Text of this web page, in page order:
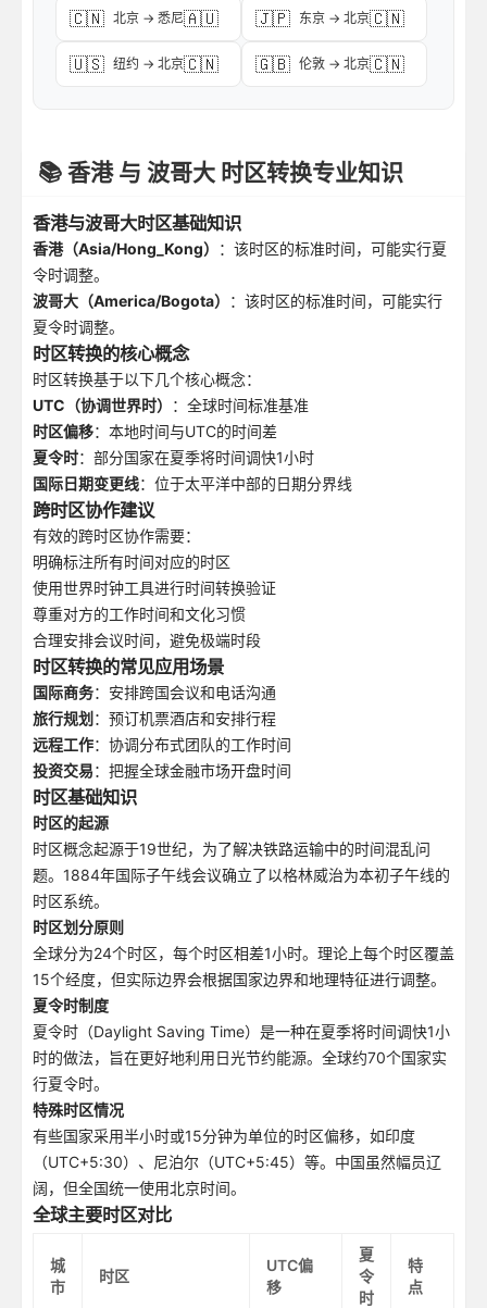
🇨🇳 北京 → 悉尼🇦🇺 🇯🇵 东京 → 北京🇨🇳
🇺🇸 纽约 → 北京🇨🇳 🇬🇧 伦敦 → 北京🇨🇳
📚 香港 与 波哥大 时区转换专业知识
香港与波哥大时区基础知识
香港（Asia/Hong_Kong）
：该时区的标准时间，可能实行夏
令时调整。
波哥大（America/Bogota）
：该时区的标准时间，可能实行
夏令时调整。
时区转换的核心概念
时区转换基于以下几个核心概念：
UTC（协调世界时）
：全球时间标准基准
时区偏移：本地时间与UTC的时间差
夏令时：部分国家在夏季将时间调快1小时
国际日期变更线：位于太平洋中部的日期分界线
跨时区协作建议
有效的跨时区协作需要：
明确标注所有时间对应的时区
使用世界时钟工具进行时间转换验证
尊重对方的工作时间和文化习惯
合理安排会议时间，避免极端时段
时区转换的常见应用场景
国际商务：安排跨国会议和电话沟通
旅行规划 ：预订机票酒店和安排行程
远程工作：协调分布式团队的工作时间
投资交易：把握全球金融市场开盘时间
时区基础知识
时区的起源
时区概念起源于19世纪，为了解决铁路运输中的时间混乱问
题。1884年国际子午线会议确立了以格林威治为本初子午线的
时区系统。
时区划分原则
全球分为24个时区，每个时区相差1小时。理论上每个时区覆盖
15个经度，但实际边界会根据国家边界和地理特征进行调整。
夏令时制度
夏令时（Daylight Saving Time）是一种在夏季将时间调快1小
时的做法，旨在更好地利用日光节约能源。全球约70个国家实
行夏令时。
特殊时区情况
有些国家采用半小时或15分钟为单位的时区偏移，如印度
（UTC+5:30）、尼泊尔（UTC+5:45）等。中国虽然幅员辽
阔，但全国统一使用北京时间。
全球主要时区对比
城
市
时区
UTC偏
移
夏
令
时
特
点